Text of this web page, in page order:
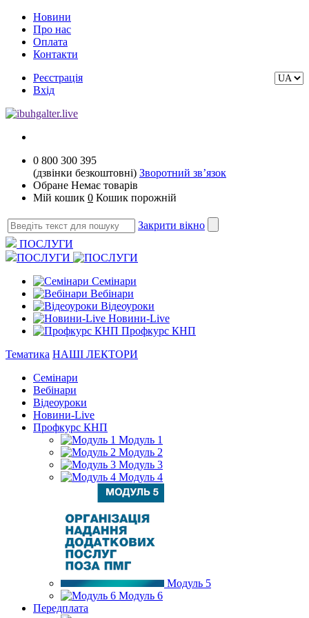
Новини
Про нас
Оплата
Контакти
Реєстрація
Вхід
0 800 300 395
(дзвінки безкоштовні) Зворотний зв’язок
Обране Немає товарів
Мій кошик 0 Кошик порожній
Закрити вікно
ПОСЛУГИ
ПОСЛУГИ
Семінари
Вебінари
Відеоуроки
Новини-Live
Профкурс КНП
Тематика НАШІ ЛЕКТОРИ
Семінари
Вебінари
Відеоуроки
Новини-Live
Профкурс КНП
Модуль 1
Модуль 2
Модуль 3
Модуль 4
Модуль 5
Модуль 6
Передплата